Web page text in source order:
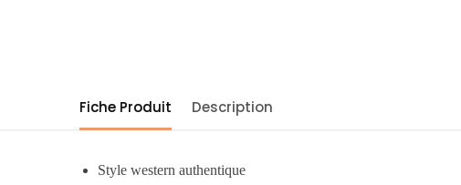
Fiche Produit Description
Style western authentique